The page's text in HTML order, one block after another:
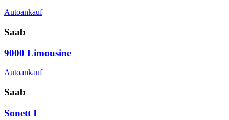
Autoankauf
Saab
9000 Limousine
Autoankauf
Saab
Sonett I